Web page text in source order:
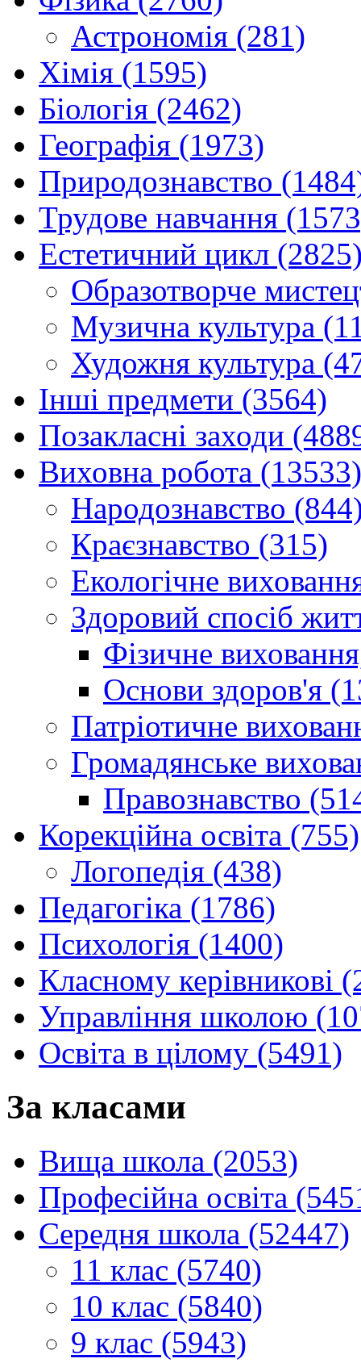
Астрономія (281)
Хімія (1595)
Біологія (2462)
Географія (1973)
Природознавство
Трудове навчання
Естетичний цикл
Образотворче
Музична культура
Художня культура
Інші предмети (3564)
Позакласні заходи
Виховна робота (13533)
Народознавство
Краєзнавство (315)
Екологічне
Здоровий спосіб
Фізичне
Основи здоров'я
Патріотичне
Громадянське
Правознавство
Корекційна освіта (755)
Логопедія (438)
Педагогіка (1786)
Психологія (1400)
Класному керівникові
Управління школою
Освіта в цілому (5491)
За класами
Вища школа (2053)
Професійна освіта
Середня школа (52447)
11 клас (5740)
10 клас (5840)
9 клас (5943)